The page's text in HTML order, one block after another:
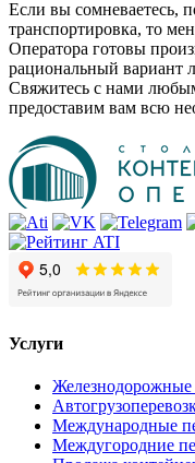
Если вы сомневаетесь,
транспортировка, то
Оператора готовы
рациональный вариант
Свяжитесь с нами
предоставим вам всю
Услуги
Железнодорожные
Международные
Междугородние